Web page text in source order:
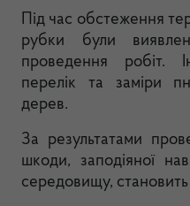
Під час обстеження
рубки були
проведення робіт.
перелік та заміри
дерев.
За результатами
шкоди, заподіяної
середовищу,